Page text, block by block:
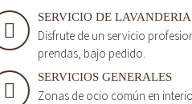
SERVICIO DE LAVANDERIA
Disfrute de un servicio
prendas, bajo pedido.
SERVICIOS GENERALES
Zonas de ocio común en